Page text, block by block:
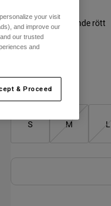
Färg -Fluorescerande rött
selected
S M L
your visit
and improve our
our trusted
and
& Proceed